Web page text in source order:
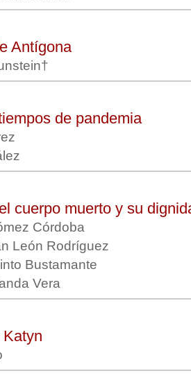
Antígona
de pandemia
cuerpo muerto y su
Córdoba
León Rodríguez
Bustamante
Vera